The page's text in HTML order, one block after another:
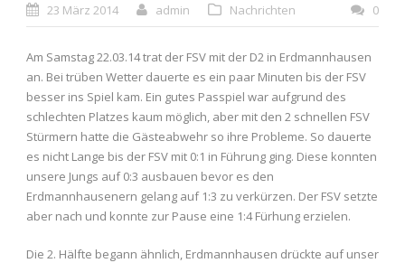
23 März 2014 admin Nachrichten 0
Am Samstag 22.03.14 trat der FSV mit der D2 in Erdmannhausen
an. Bei trüben Wetter dauerte es ein paar Minuten bis der FSV
besser ins Spiel kam. Ein gutes Passpiel war aufgrund des
schlechten Platzes kaum möglich, aber mit den 2 schnellen FSV
Stürmern hatte die Gästeabwehr so ihre Probleme. So dauerte
es nicht Lange bis der FSV mit 0:1 in Führung ging. Diese konnten
unsere Jungs auf 0:3 ausbauen bevor es den
Erdmannhausenern gelang auf 1:3 zu verkürzen. Der FSV setzte
aber nach und konnte zur Pause eine 1:4 Fürhung erzielen.
Die 2. Hälfte begann ähnlich, Erdmannhausen drückte auf unser